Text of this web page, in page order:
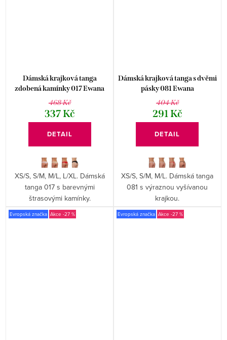
Dámská krajková tanga
zdobená kamínky 017 Ewana
468 Kč
337 Kč
DETAIL
XS/S, S/M, M/L, L/XL. Dámská
tanga 017 s barevnými
štrasovými kamínky.
Dámská krajková tanga s dvěmi
pásky 081 Ewana
404 Kč
291 Kč
DETAIL
XS/S, S/M, M/L. Dámská tanga
081 s výraznou vyšívanou
krajkou.
Evropská značka -27 % Evropská značka -27 %